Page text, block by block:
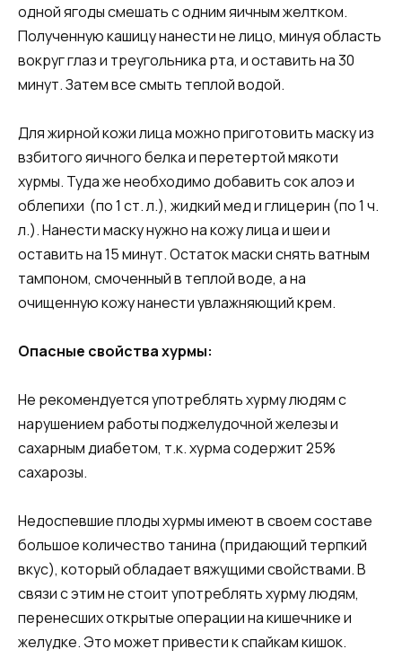
одной ягоды смешать с одним яичным желтком.
Полученную кашицу нанести не лицо, минуя область
вокруг глаз и треугольника рта, и оставить на 30
минут. Затем все смыть теплой водой.
Для жирной кожи лица можно приготовить маску из
взбитого яичного белка и перетертой мякоти
хурмы. Туда же необходимо добавить сок алоэ и
облепихи (по 1 ст. л.), жидкий мед и глицерин (по 1 ч.
л.). Нанести маску нужно на кожу лица и шеи и
оставить на 15 минут. Остаток маски снять ватным
тампоном, смоченный в теплой воде, а на
очищенную кожу нанести увлажняющий крем.
Опасные свойства хурмы:
Не рекомендуется употреблять хурму людям с
нарушением работы поджелудочной железы и
сахарным диабетом, т.к. хурма содержит 25%
сахарозы.
Недоспевшие плоды хурмы имеют в своем составе
большое количество танина (придающий терпкий
вкус), который обладает вяжущими свойствами. В
связи с этим не стоит употреблять хурму людям,
перенесших открытые операции на кишечнике и
желудке. Это может привести к спайкам кишок.